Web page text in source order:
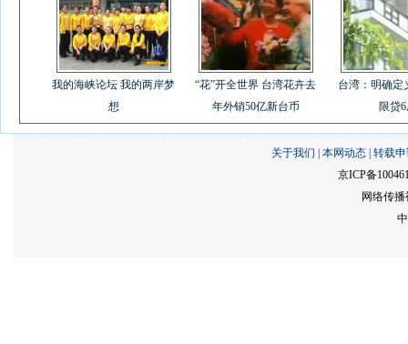
我的海峡论坛 我的两岸梦
想
“花”开全世界 台湾花卉去
年外销50亿新台币
台湾：明确定
限贷
关于我们 本网动态 转载
京ICP备
网络传